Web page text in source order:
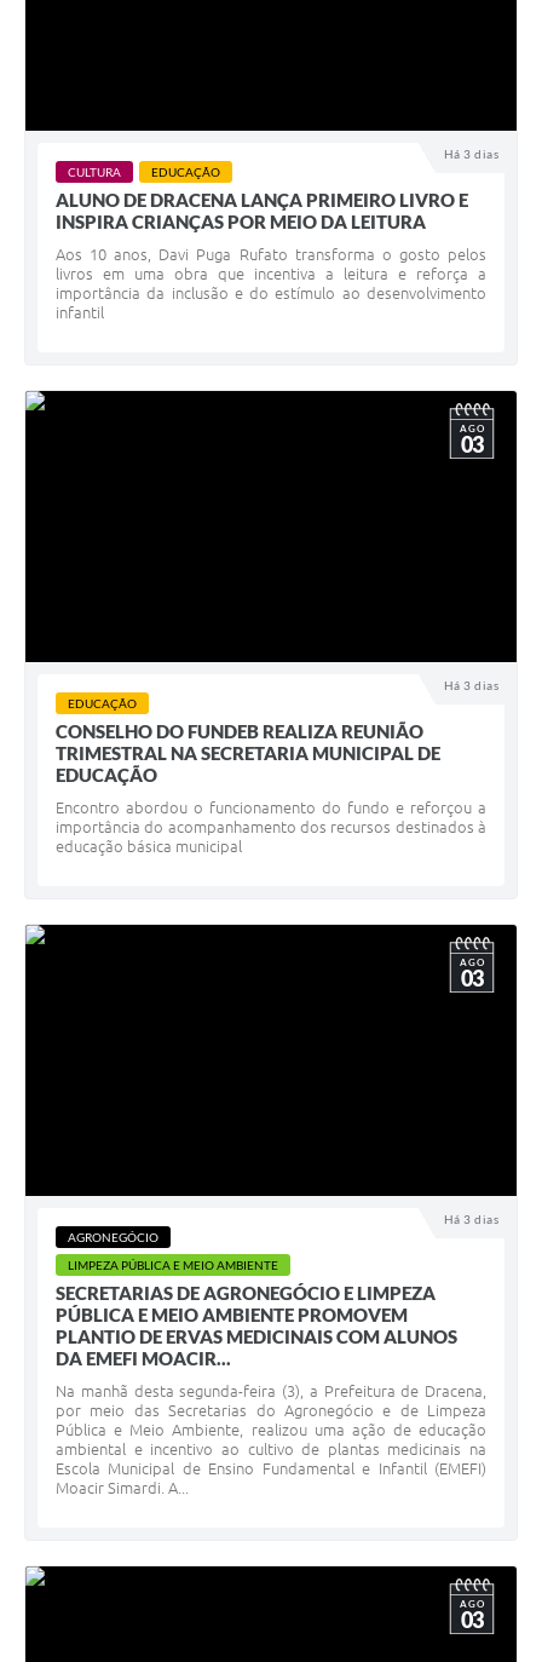
Há 3 dias
CULTURA EDUCAÇÃO
ALUNO DE DRACENA LANÇA PRIMEIRO LIVRO E
INSPIRA CRIANÇAS POR MEIO DA LEITURA
Aos 10 anos, Davi Puga Rufato transforma o gosto pelos
livros em uma obra que incentiva a leitura e reforça a
importância da inclusão e do estímulo ao desenvolvimento
infantil
Há 3 dias
AGO
03
EDUCAÇÃO
CONSELHO DO FUNDEB REALIZA REUNIÃO
TRIMESTRAL NA SECRETARIA MUNICIPAL DE
EDUCAÇÃO
Encontro abordou o funcionamento do fundo e reforçou a
importância do acompanhamento dos recursos destinados à
educação básica municipal
Há 3 dias
AGO
03
AGRONEGÓCIO
LIMPEZA PÚBLICA E MEIO AMBIENTE
SECRETARIAS DE AGRONEGÓCIO E LIMPEZA
PÚBLICA E MEIO AMBIENTE PROMOVEM
PLANTIO DE ERVAS MEDICINAIS COM ALUNOS
DA EMEFI MOACIR...
Na manhã desta segunda-feira (3), a Prefeitura de Dracena,
por meio das Secretarias do Agronegócio e de Limpeza
Pública e Meio Ambiente, realizou uma ação de educação
ambiental e incentivo ao cultivo de plantas medicinais na
Escola Municipal de Ensino Fundamental e Infantil (EMEFI)
Moacir Simardi. A...
AGO
03